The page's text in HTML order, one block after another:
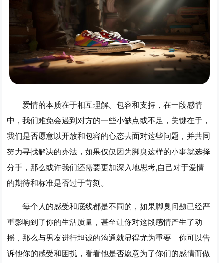
爱情的本质在于相互理解、包容和支持，在一段感情
中，我们难免会遇到对方的一些小缺点或不足，关键在于，
我们是否愿意以开放和包容的心态去面对这些问题，并共同
努力寻找解决的办法，如果仅仅因为脚臭这样的小事就选择
分手，那么或许我们还需要更加深入地思考,自己对于爱情
的期待和标准是否过于苛刻。
每个人的感受和底线都是不同的，如果脚臭问题已经严
重影响到了你的生活质量，甚至让你对这段感情产生了动
摇，那么与男友进行坦诚的沟通就显得尤为重要，你可以告
诉他你的感受和困扰，看看他是否愿意为了你们的感情而做